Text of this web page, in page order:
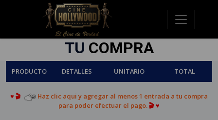
TU COMPRA
PRODUCTO DETALLES UNITARIO TOTAL
♥ 🎬
Haz clic aqui y agregar al menos 1 entrada a tu compra
para poder efectuar el pago.🎬 ♥